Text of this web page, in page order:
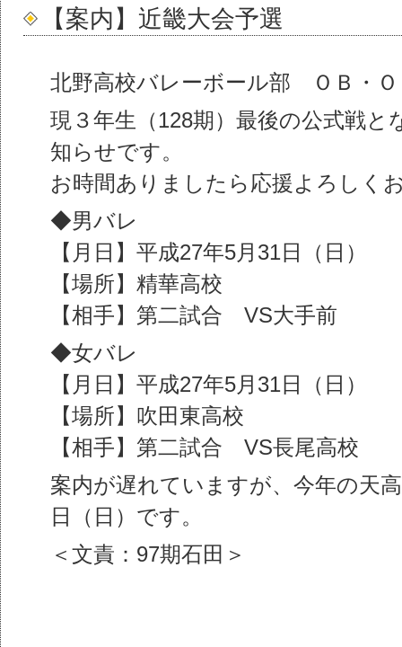
【案内】近畿大会予選
北野高校バレーボール部 ＯＢ・Ｏ
現３年生（128期）最後の公式戦と
知らせです。
お時間ありましたら応援よろしく
◆男バレ
【月日】平成27年5月31日（日）
【場所】精華高校
【相手】第二試合 VS大手前
◆女バレ
【月日】平成27年5月31日（日）
【場所】吹田東高校
【相手】第二試合 VS長尾高校
案内が遅れていますが、今年の天
日（日）です。
＜文責：97期石田＞